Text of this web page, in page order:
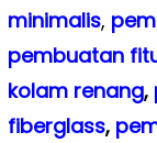
minimalis,
pembuatan
kolam renang,
fiberglass,